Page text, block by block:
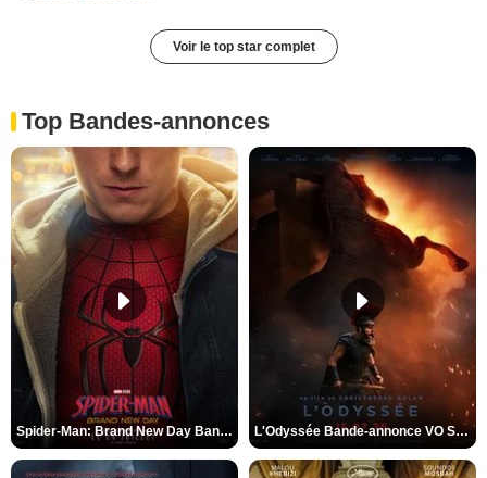
Voir le top star complet
Top Bandes-annonces
Spider-Man: Brand New Day Bande-annonce VO STFR L'Odyssée Bande-annonce VO STFR